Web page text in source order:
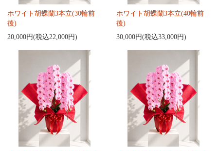
ホワイト胡蝶蘭3本立(30輪前
後)
20,000円(税込22,000円)
ホワイト胡蝶蘭3本立(40輪前
後)
30,000円(税込33,000円)